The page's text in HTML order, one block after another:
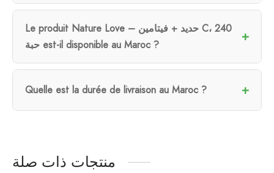
Le produit Nature Love – حديد + فيتامين C، 240
حبة est-il disponible au Maroc ?
Quelle est la durée de livraison au Maroc ?
منتجات ذات صلة